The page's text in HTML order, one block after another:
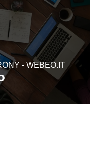
- WEBEO.IT